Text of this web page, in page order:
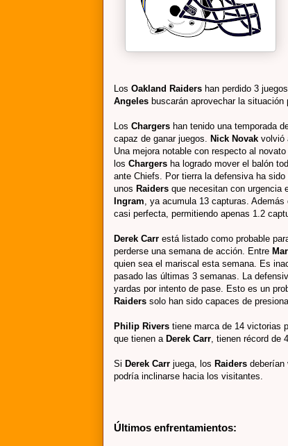
Los Oakland Raiders han perdido 3
Angeles buscarán aprovechar la situación
Los Chargers han tenido una temporada
capaz de ganar juegos. Nick Novak volvió
Una mejora notable con respecto al
los Chargers ha logrado mover el balón
ante Chiefs. Por tierra la defensiva ha
unos Raiders que necesitan con urgencia
Ingram , ya acumula 13 capturas.
casi perfecta, permitiendo apenas 1.2
Derek Carr está listado como probable
perderse una semana de acción. Entre
quien sea el mariscal esta semana. Es
pasado las últimas 3 semanas. La
yardas por intento de pase. Esto es un
Raiders solo han sido capaces de
Philip Rivers tiene marca de 14 victorias
que tienen a Derek Carr , tienen récord de
Si Derek Carr juega, los Raiders deberían
podría inclinarse hacia los visitantes.
Últimos enfrentamientos: